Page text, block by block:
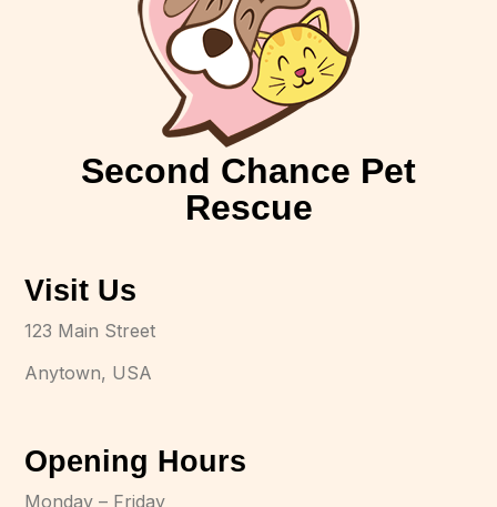
Second Chance Pet
Rescue
Visit Us
123 Main Street
Anytown, USA
Opening Hours
Monday – Friday